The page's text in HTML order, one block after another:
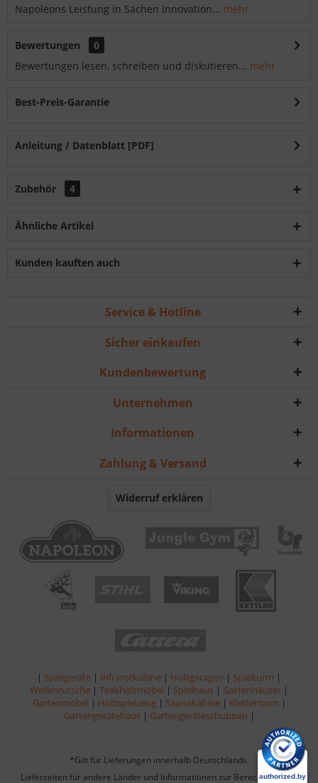
Napoleons Leistung in Sachen Innovation... mehr
Bewertungen
0
Bewertungen lesen, schreiben und diskutieren... mehr
Best-Preis-Garantie
Anleitung / Datenblatt [PDF]
Zubehör 4
Ähnliche Artikel
Kunden kauften auch
Service & Hotline
Sicher einkaufen
Kundenbewertung
Unternehmen
Informationen
Zahlung & Versand
Widerruf erklären
| Spielgeräte | Infrarotkabine | Holzgaragen | Spielturm |
Wellenrutsche | Teakholzmöbel | Spielhaus | Gartenhäuser |
Gartenmöbel | Holzspielzeug | Saunakabine | Kletterturm |
Gartengerätehaus | Gartengeräteschuppen |
*Gilt für Lieferungen innerhalb Deutschlands.
Lieferzeiten für andere Länder und Informationen zur Berechnung des